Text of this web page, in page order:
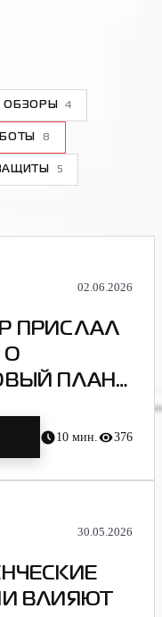
ОБЗОРЫ 4
8
5
02.06.2026
ПРИСЛАЛ
О
ПЛАН
10 мин. 376
30.05.2026
ВЛИЯЮТ